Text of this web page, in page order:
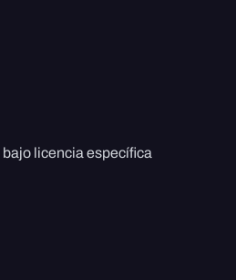
licencia específica